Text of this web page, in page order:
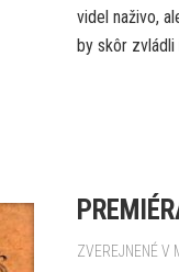
videl naživo,
by skôr
ZVEREJNENÉ V